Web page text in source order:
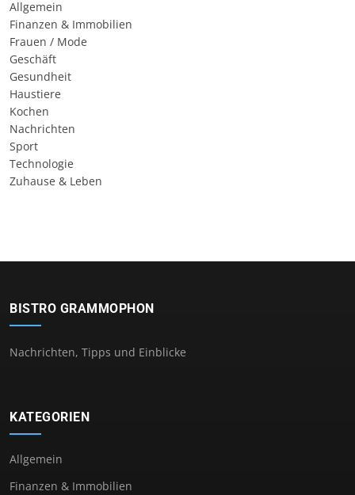
Allgemein
Finanzen & Immobilien
Frauen / Mode
Geschäft
Gesundheit
Haustiere
Kochen
Nachrichten
Sport
Technologie
Zuhause & Leben
BISTRO GRAMMOPHON
Nachrichten, Tipps und Einblicke
KATEGORIEN
Allgemein
Finanzen & Immobilien